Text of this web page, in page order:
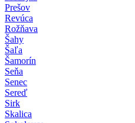
Prešov
Revúca
Rožňava
Šahy
Šaľa
Šamorín
Seňa
Senec
Sereď
Sirk
Skalica